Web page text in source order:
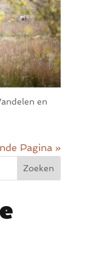
en
Pagina »
Zoeken